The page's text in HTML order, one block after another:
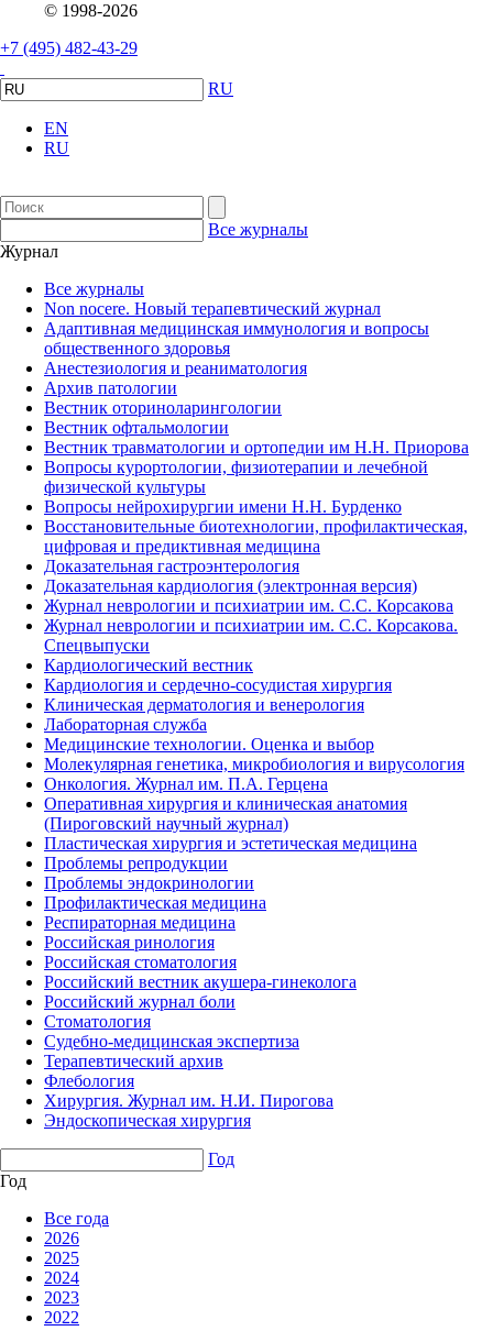
© 1998-2026
+7 (495) 482-43-29
RU
EN
RU
Все журналы
Журнал
Все журналы
Non nocere. Новый терапевтический журнал
Адаптивная медицинская иммунология и вопросы
общественного здоровья
Анестезиология и реаниматология
Архив патологии
Вестник оториноларингологии
Вестник офтальмологии
Вестник травматологии и ортопедии им Н.Н. Приорова
Вопросы курортологии, физиотерапии и лечебной
физической культуры
Вопросы нейрохирургии имени Н.Н. Бурденко
Восстановительные биотехнологии, профилактическая,
цифровая и предиктивная медицина
Доказательная гастроэнтерология
Доказательная кардиология (электронная версия)
Журнал неврологии и психиатрии им. С.С. Корсакова
Журнал неврологии и психиатрии им. С.С. Корсакова.
Спецвыпуски
Кардиологический вестник
Кардиология и сердечно-сосудистая хирургия
Клиническая дерматология и венерология
Лабораторная служба
Медицинские технологии. Оценка и выбор
Молекулярная генетика, микробиология и вирусология
Онкология. Журнал им. П.А. Герцена
Оперативная хирургия и клиническая анатомия
(Пироговский научный журнал)
Пластическая хирургия и эстетическая медицина
Проблемы репродукции
Проблемы эндокринологии
Профилактическая медицина
Респираторная медицина
Российская ринология
Российская стоматология
Российский вестник акушера-гинеколога
Российский журнал боли
Стоматология
Судебно-медицинская экспертиза
Терапевтический архив
Флебология
Хирургия. Журнал им. Н.И. Пирогова
Эндоскопическая хирургия
Год
Год
Все года
2026
2025
2024
2023
2022